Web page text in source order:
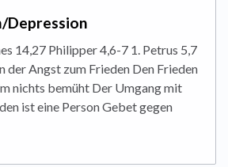
Depression
14,27 Philipper 4,6-7 1. Petrus 5,7
der Angst zum Frieden Den Frieden
nichts bemüht Der Umgang mit
ist eine Person Gebet gegen